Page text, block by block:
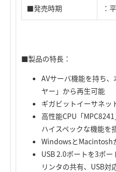
■発売時期 ：
■製品の特長：
AVサーバ機能を持ち
ヤー」から再生可能
ギガビットイーサネッ
高性能CPU「
ハイスペックな機能を
WindowsとMacintosh
USB 2.0ポートを3ポ
リンタの共有、USB